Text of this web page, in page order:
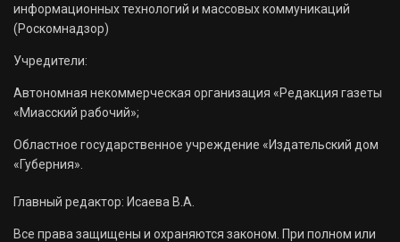
информационных технологий и массовых коммуникаций
(Роскомнадзор)
Учредители:
Автономная некоммерческая организация «Редакция газеты
«Миасский рабочий»;
Областное государственное учреждение «Издательский дом
«Губерния».
Главный редактор: Исаева В.А.
Все права защищены и охраняются законом. При полном или